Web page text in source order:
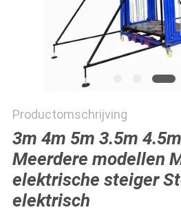
Productomschrijving
3m 4m 5m 3.5m
Meerdere modellen
elektrische steiger
elektrisch